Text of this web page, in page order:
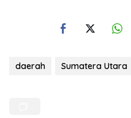
daerah Sumatera Utara